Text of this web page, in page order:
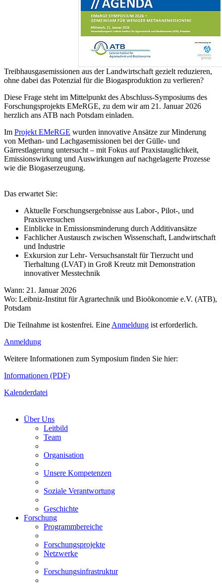
Treibhausgasemissionen aus der Landwirtschaft gezielt reduzieren,
ohne dabei das Potenzial für die Biogasproduktion zu verlieren?
Diese Frage steht im Mittelpunkt des Abschluss-Symposiums des
Forschungsprojekts EMeRGE, zu dem wir am 21. Januar 2026
herzlich ans ATB nach Potsdam einladen.
Im Projekt EMeRGE wurden innovative Ansätze zur Minderung
von Methan- und Lachgasemissionen bei der Gülle- und
Gärrestlagerung untersucht – mit Fokus auf Praxistauglichkeit,
Emissionswirkung und Auswirkungen auf nachgelagerte Prozesse
wie die Biogaserzeugung.
Das erwartet Sie:
Aktuelle Forschungsergebnisse aus Labor-, Pilot-, und
Praxisversuchen
Einblicke in Emissionsminderung durch Additivansätze
Fachlicher Austausch zwischen Wissenschaft, Landwirtschaft
und Industrie
Exkursion zur Lehr- Versuchsanstalt für Tierzucht und
Tierhaltung (LVAT) in Groß Kreutz mit Demonstration
innovativer Messtechnik
Wann: 21. Januar 2026
Wo: Leibniz-Institut für Agrartechnik und Bioökonomie e.V. (ATB),
Potsdam
Die Teilnahme ist kostenfrei. Eine Anmeldung ist erforderlich.
Anmeldung
Weitere Informationen zum Symposium finden Sie hier:
Informationen (PDF)
Kalenderdatei
Über Uns
Leitbild
Team
Organisation
Unsere Kompetenzen
Soziale Verantwortung
Geschichte
Forschung
Programmbereiche
Forschungsprojekte
Netzwerke
Forschungsinfrastruktur